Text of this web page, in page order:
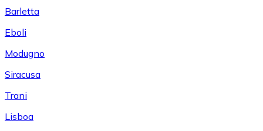
Barletta
Eboli
Modugno
Siracusa
Trani
Lisboa